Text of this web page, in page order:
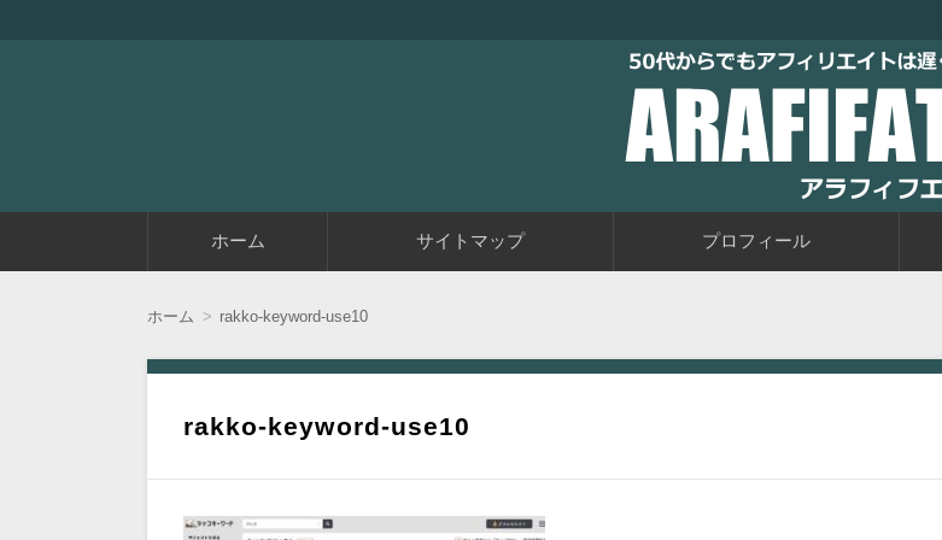
アラフィフエイト｜ 50代からでもアフィリエ
『アラフィフエイト』は初めてアフィリエイトブログに取り組むブログ初心者の教科書です
ホーム サイトマップ プロフィール
ホーム rakko-keyword-use10
rakko-keyword-use10